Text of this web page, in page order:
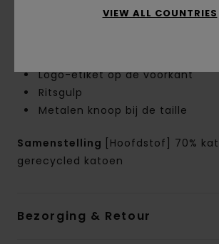
Zak voor accessoires
Logo-etiket op de voorkant
Ritsgulp
Metalen knoop bij de taille
Samenstelling
[Hoofdstof] 70%
gerecycled katoen
Bezorging & Retour
VIEW ALL COUNTRIES